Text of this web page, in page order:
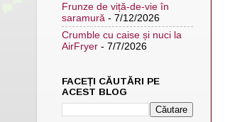
Frunze de viță-de-vie în
saramură - 7/12/2026
Crumble cu caise și nuci la
AirFryer - 7/7/2026
FACEȚI CĂUTĂRI PE
ACEST BLOG